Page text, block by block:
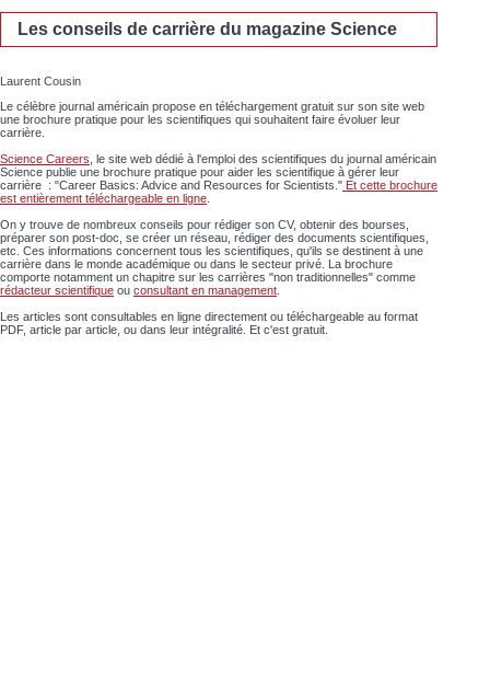
Les conseils de carrière du magazine Science
Laurent Cousin
Le célèbre journal américain propose en téléchargement gratuit sur son site web
une brochure pratique pour les scientifiques qui souhaitent faire évoluer leur
carrière.
Science Careers , le site web dédié à l'emploi des scientifiques du journal américain
Science publie une brochure pratique pour aider les scientifique à gérer leur
carrière : "Career Basics: Advice and Resources for Scientists." Et cette brochure
est entièrement téléchargeable en ligne
On y trouve de nombreux conseils pour rédiger son CV, obtenir des bourses,
préparer son post-doc, se créer un réseau, rédiger des documents scientifiques,
etc. Ces informations concernent tous les scientifiques, qu'ils se destinent à une
carrière dans le monde académique ou dans le secteur privé. La brochure
comporte notamment un chapitre sur les carrières "non traditionnelles" comme
rédacteur scientifique ou consultant en management
Les articles sont consultables en ligne directement ou téléchargeable au format
PDF, article par article, ou dans leur intégralité. Et c'est gratuit.